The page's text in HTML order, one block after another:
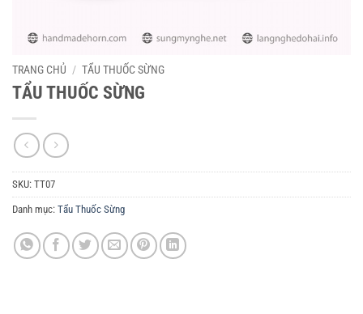
TRANG CHỦ / TẨU THUỐC SỪNG
TẨU THUỐC SỪNG
SKU: TT07
Danh mục: Tẩu Thuốc Sừng